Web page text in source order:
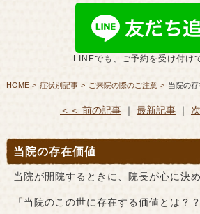
LINEでも、ご予約を受け付け
HOME 症状別記事 ご来院の際のご注意 当院の
＜＜ 前の記事｜ 最新記事｜
当院の存在価値
当院が開院するときに、院長が心に決
「当院のこの世に存在する価値とは？？